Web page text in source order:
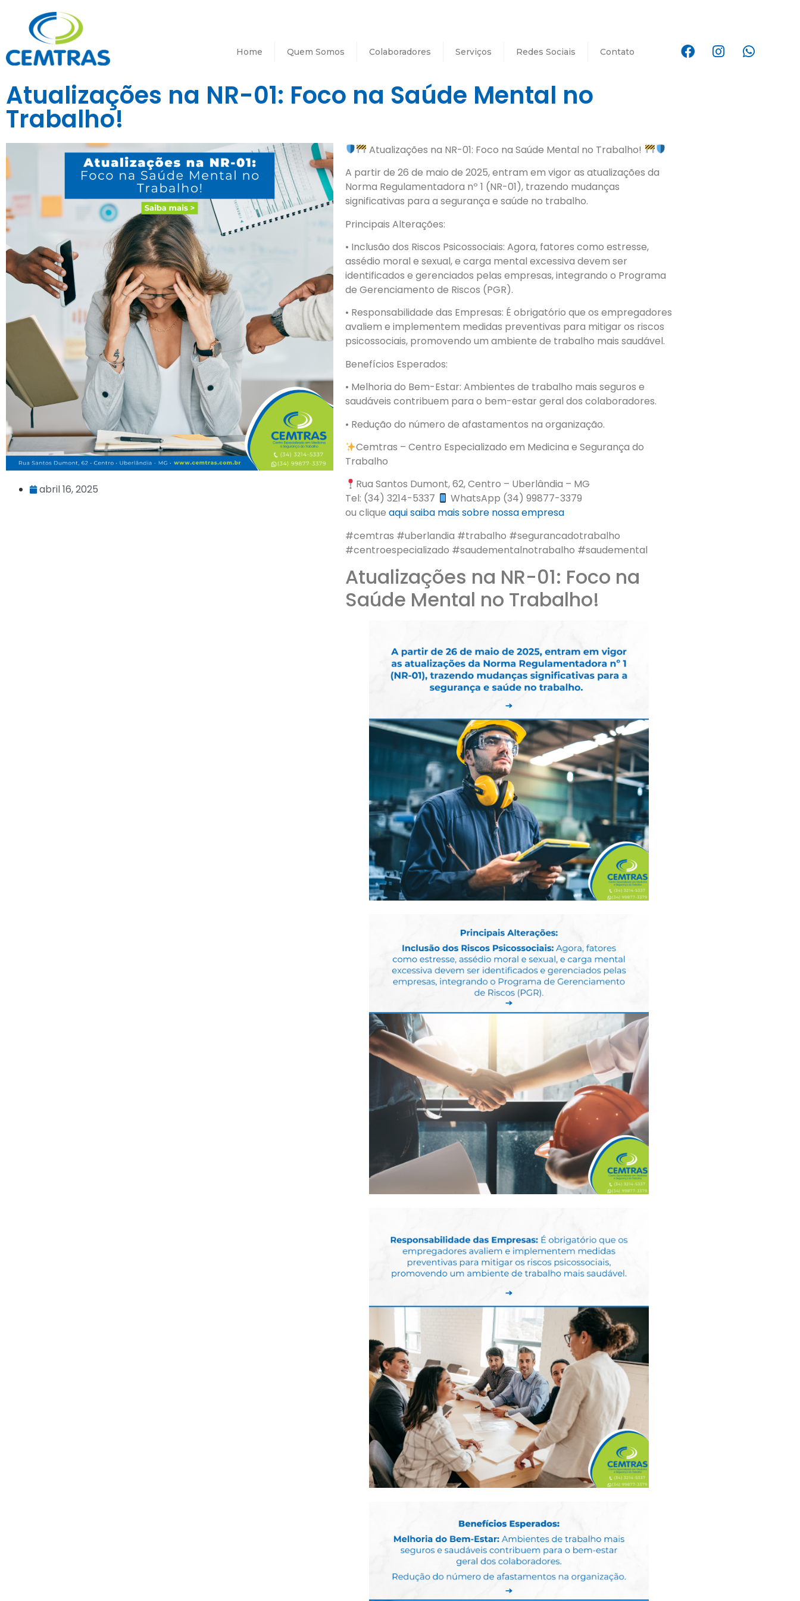
Home Quem Somos Colaboradores Serviços Redes Sociais Contato
Atualizações na NR-01: Foco na Saúde Mental no
Trabalho!
abril 16, 2025
Atualizações na NR-01: Foco na Saúde Mental no Trabalho!
A partir de 26 de maio de 2025, entram em vigor as atualizações da
Norma Regulamentadora nº 1 (NR-01), trazendo mudanças
significativas para a segurança e saúde no trabalho.
Principais Alterações:
• Inclusão dos Riscos Psicossociais: Agora, fatores como estresse,
assédio moral e sexual, e carga mental excessiva devem ser
identificados e gerenciados pelas empresas, integrando o Programa
de Gerenciamento de Riscos (PGR).
• Responsabilidade das Empresas: É obrigatório que os empregadores
avaliem e implementem medidas preventivas para mitigar os riscos
psicossociais, promovendo um ambiente de trabalho mais saudável.
Benefícios Esperados:
• Melhoria do Bem-Estar: Ambientes de trabalho mais seguros e
saudáveis contribuem para o bem-estar geral dos colaboradores.
• Redução do número de afastamentos na organização.
Cemtras – Centro Especializado em Medicina e Segurança do
Trabalho
Rua Santos Dumont, 62, Centro – Uberlândia – MG
Tel: (34) 3214-5337
WhatsApp (34) 99877-3379
ou clique aquisaiba mais sobre nossa empresa
#cemtras #uberlandia #trabalho #segurancadotrabalho
#centroespecializado #saudementalnotrabalho #saudemental
Atualizações na NR-01: Foco na
Saúde Mental no Trabalho!